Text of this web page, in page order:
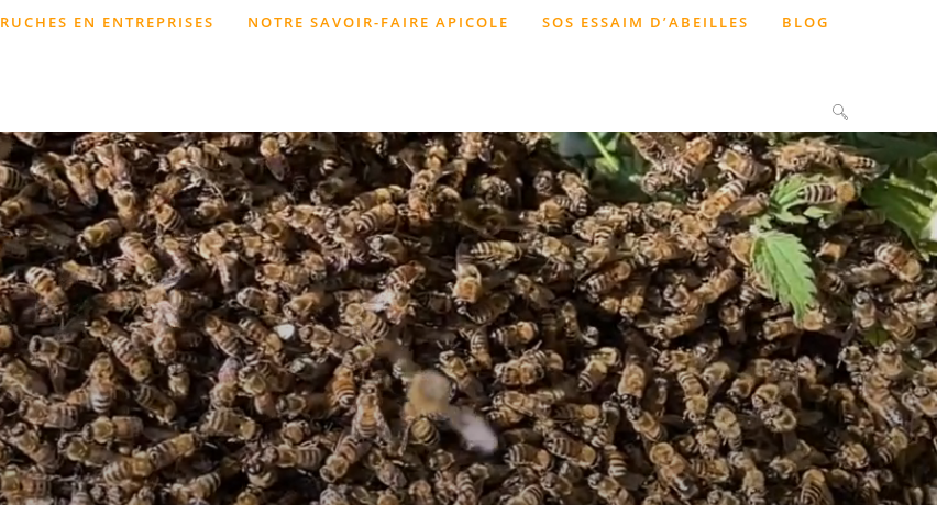
RUCHES EN ENTREPRISES NOTRE SAVOIR-FAIRE APICOLE SOS ESSAIM D’ABEILLES BLOG